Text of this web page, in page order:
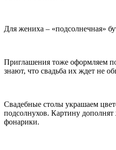
Для жениха – «подсолнечная»
Приглашения тоже оформляем
знают, что свадьба их ждет не
Свадебные столы украшаем
подсолнухов. Картину
фонарики.